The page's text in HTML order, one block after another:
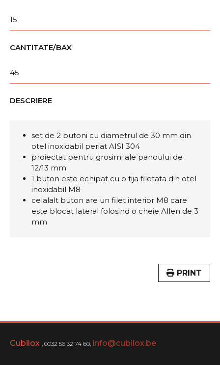
15
CANTITATE/BAX
45
DESCRIERE
set de 2 butoni cu diametrul de 30 mm din
otel inoxidabil periat AISI 304
proiectat pentru grosimi ale panoului de
12/13 mm
1 buton este echipat cu o tija filetata din otel
inoxidabil M8
celalalt buton are un filet interior M8 care
este blocat lateral folosind o cheie Allen de 3
mm
PRINT
Cubilox , 0032 56 32 74 60, info@cubilox.be